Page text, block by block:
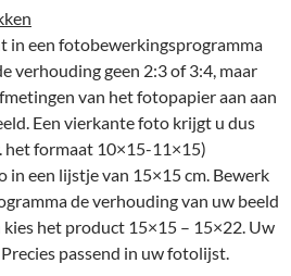
in een fotobewerkingsprogramma
verhouding geen 2:3 of 3:4, maar
van het fotopapier aan aan
Een vierkante foto krijgt u dus
het formaat 10×15-11×15)
in een lijstje van 15×15 cm. Bewerk
de verhouding van uw beeld
het product 15×15 – 15×22. Uw
passend in uw fotolijst.